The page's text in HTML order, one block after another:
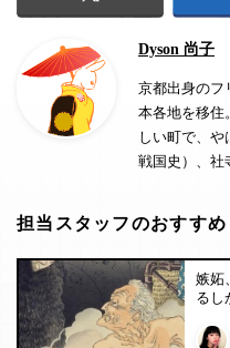
Dyson 尚子
京都出身のフ
本各地を移住
しい町で、
戦国史）、社
担当スタッフのおすすめ
嫉妬
るし